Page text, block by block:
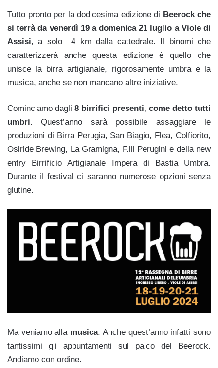
Tutto pronto per la dodicesima edizione di Beerock che
si terrà da venerdì 19 a domenica 21 luglio a Viole di
Assisi, a solo 4 km dalla cattedrale. Il binomi che
caratterizzerà anche questa edizione è quello che
unisce la birra artigianale, rigorosamente umbra e la
musica, anche se non mancano altre iniziative.
Cominciamo dagli 8 birrifici presenti, come detto tutti
umbri. Quest’anno sarà possibile assaggiare le
produzioni di Birra Perugia, San Biagio, Flea, Colfiorito,
Osiride Brewing, La Gramigna, F.lli Perugini e della new
entry Birrificio Artigianale Impera di Bastia Umbra.
Durante il festival ci saranno numerose opzioni senza
glutine.
Ma veniamo alla musica. Anche quest’anno infatti sono
tantissimi gli appuntamenti sul palco del Beerock.
Andiamo con ordine.